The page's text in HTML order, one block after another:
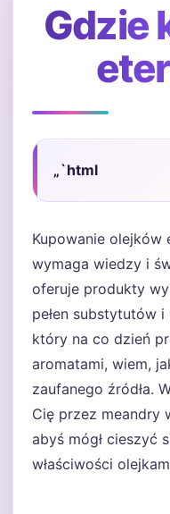
Gdzie
„`html
Kupowanie
wymaga wiedzy i
oferuje produkty
pełen substytutów
który na co dzień
aromatami, wiem,
zaufanego źródła.
Cię przez meandry
abyś mógł cieszyć
właściwości